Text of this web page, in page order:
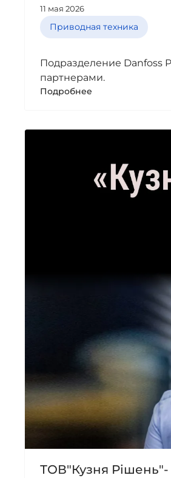
11 мая 2026
Приводная техника
Подразделение Danfoss
партнерами.
Подробнее
ТОВ"Кузня Рішень"-